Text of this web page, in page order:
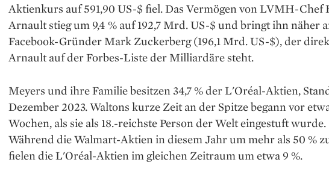
Aktienkurs auf 591,90 US-$ fiel. Das Vermögen von LVMH-Chef
Arnault stieg um 9,4 % auf 192,7 Mrd. US-$ und bringt ihn näher
Facebook-Gründer Mark Zuckerberg (196,1 Mrd. US-$), der
Arnault auf der Forbes-Liste der Milliardäre steht.
Meyers und ihre Familie besitzen 34,7 % der L'Oréal-Aktien,
Dezember 2023. Waltons kurze Zeit an der Spitze begann vor
Wochen, als sie als 18.-reichste Person der Welt eingestuft wurde.
Während die Walmart-Aktien in diesem Jahr um mehr als 50 %
fielen die L'Oréal-Aktien im gleichen Zeitraum um etwa 9 %.